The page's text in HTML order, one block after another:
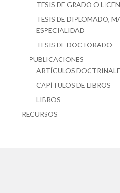
TESIS DE GRADO O
TESIS DE DIPLOMADO,
ESPECIALIDAD
TESIS DE DOCTORADO
PUBLICACIONES
ARTÍCULOS
CAPÍTULOS DE LIBROS
LIBROS
RECURSOS